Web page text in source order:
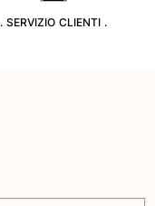
. SERVIZIO CLIENTI .